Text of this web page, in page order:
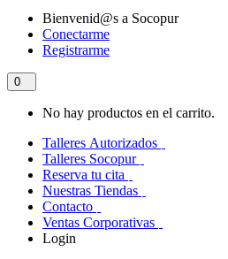
Bienvenid@s a Socopur
Conectarme
Registrarme
0
No hay productos en el carrito.
Talleres Autorizados
Talleres Socopur
Reserva tu cita
Nuestras Tiendas
Contacto
Ventas Corporativas
Login